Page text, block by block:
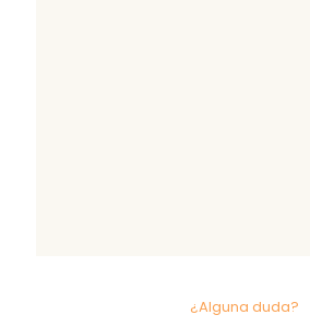
¿Alguna duda?